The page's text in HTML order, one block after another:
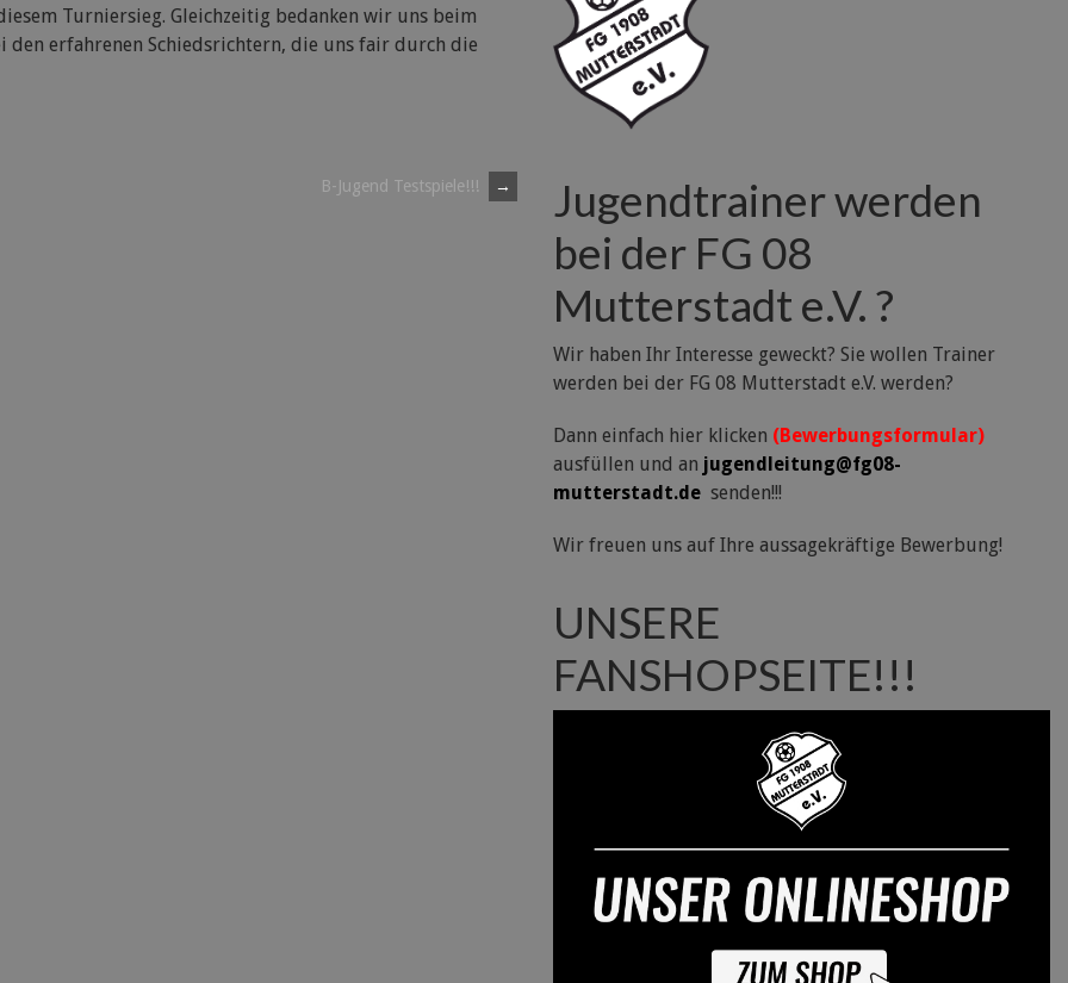
Turniersieg. Gleichzeitig bedanken wir uns beim
erfahrenen Schiedsrichtern, die uns fair durch die
B-Jugend Testspiele!!! →
Jugendtrainer werden
bei der FG 08
Mutterstadt e.V. ?
Wir haben Ihr Interesse geweckt? Sie wollen Trainer
werden bei der FG 08 Mutterstadt e.V. werden?
Dann einfach hier klicken (Bewerbungsformular)
ausfüllen und an jugendleitung@fg08-
mutterstadt.de senden!!!
Wir freuen uns auf Ihre aussagekräftige Bewerbung!
UNSERE
FANSHOPSEITE!!!